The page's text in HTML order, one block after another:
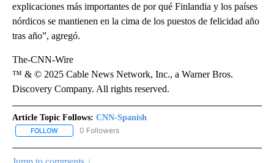
explicaciones más importantes de por qué Finlandia y los países
nórdicos se mantienen en la cima de los puestos de felicidad año
tras año”, agregó.
The-CNN-Wire
™ & © 2025 Cable News Network, Inc., a Warner Bros.
Discovery Company. All rights reserved.
Article Topic Follows: CNN-Spanish
FOLLOW FOLLOW "CNN-SPANISH" TO RECEIVE NOTIFICATIONS ABOUT
0 Followers